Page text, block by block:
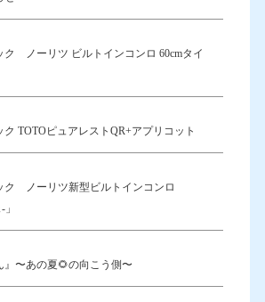
ク ノーリツ ビルトインコンロ 60cmタイ
TOTOピュアレストQR+アプリコット
ク ノーリツ新型ビルトインコンロ
』〜あの夏🌻の向こう側〜